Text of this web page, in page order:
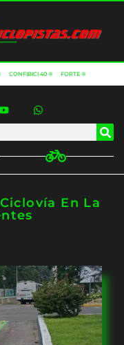
CONFIBICI 40 ® FORTE ®
En La